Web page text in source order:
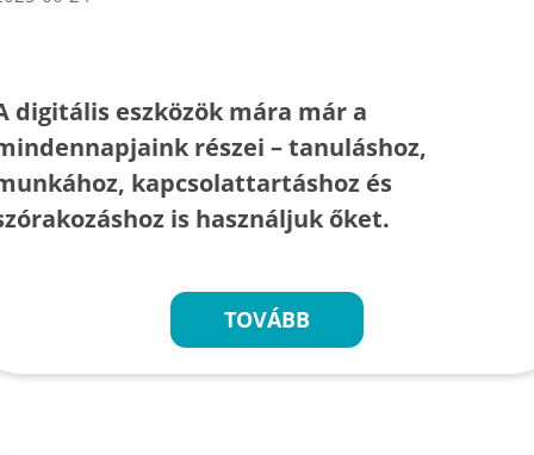
digitális eszközök mára már a
részei – tanuláshoz,
kapcsolattartáshoz és
is használjuk őket.
TOVÁBB